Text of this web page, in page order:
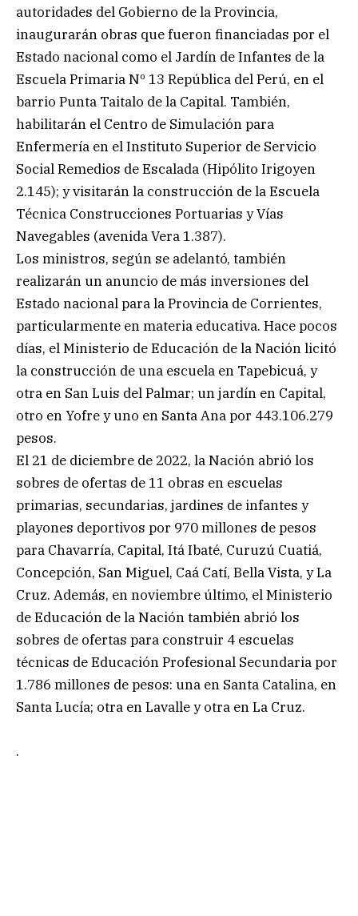
autoridades del Gobierno de la Provincia,
inaugurarán obras que fueron financiadas por el
Estado nacional como el Jardín de Infantes de la
Escuela Primaria Nº 13 República del Perú, en el
barrio Punta Taitalo de la Capital. También,
habilitarán el Centro de Simulación para
Enfermería en el Instituto Superior de Servicio
Social Remedios de Escalada (Hipólito Irigoyen
2.145); y visitarán la construcción de la Escuela
Técnica Construcciones Portuarias y Vías
Navegables (avenida Vera 1.387).
Los ministros, según se adelantó, también
realizarán un anuncio de más inversiones del
Estado nacional para la Provincia de Corrientes,
particularmente en materia educativa. Hace pocos
días, el Ministerio de Educación de la Nación licitó
la construcción de una escuela en Tapebicuá, y
otra en San Luis del Palmar; un jardín en Capital,
otro en Yofre y uno en Santa Ana por 443.106.279
pesos.
El 21 de diciembre de 2022, la Nación abrió los
sobres de ofertas de 11 obras en escuelas
primarias, secundarias, jardines de infantes y
playones deportivos por 970 millones de pesos
para Chavarría, Capital, Itá Ibaté, Curuzú Cuatiá,
Concepción, San Miguel, Caá Catí, Bella Vista, y La
Cruz. Además, en noviembre último, el Ministerio
de Educación de la Nación también abrió los
sobres de ofertas para construir 4 escuelas
técnicas de Educación Profesional Secundaria por
1.786 millones de pesos: una en Santa Catalina, en
Santa Lucía; otra en Lavalle y otra en La Cruz.
.